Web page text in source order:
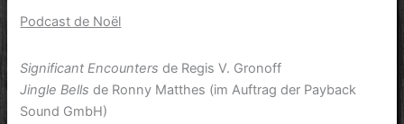
Podcast de Noël
Significant Encounters de Regis V. Gronoff
Jingle Bells de Ronny Matthes (im Auftrag der Payback
Sound GmbH)